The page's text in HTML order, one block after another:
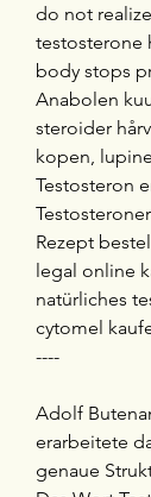
do not
testosterone
body stops
Anabolen
steroider
kopen,
Testosteron
Rezept
legal online
natürliches
cytomel
----
Adolf
erarbeitete
genaue